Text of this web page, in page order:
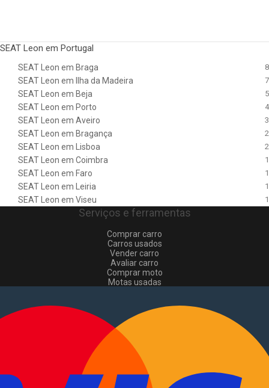
SEAT Leon em Portugal
SEAT Leon em Braga 8
SEAT Leon em Ilha da Madeira 7
SEAT Leon em Beja 5
SEAT Leon em Porto 4
SEAT Leon em Aveiro 3
SEAT Leon em Bragança 2
SEAT Leon em Lisboa 2
SEAT Leon em Coimbra 1
SEAT Leon em Faro 1
SEAT Leon em Leiria 1
SEAT Leon em Viseu 1
Serviços e ferramentas
Comprar carro
Carros usados
Vender carro
Avaliar carro
Comprar moto
Motas usadas
Comerciais usados
Vender comerciais
Informações
Como comprar e vender
Pacotes de anúncios
Verificar VIN e matrícula
Sitemap